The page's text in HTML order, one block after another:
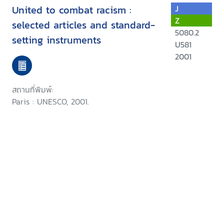
United to combat racism :
selected articles and standard-
setting instruments
สถานที่พิมพ์:
Paris : UNESCO, 2001.
J
Z
5080.2
U581
2001